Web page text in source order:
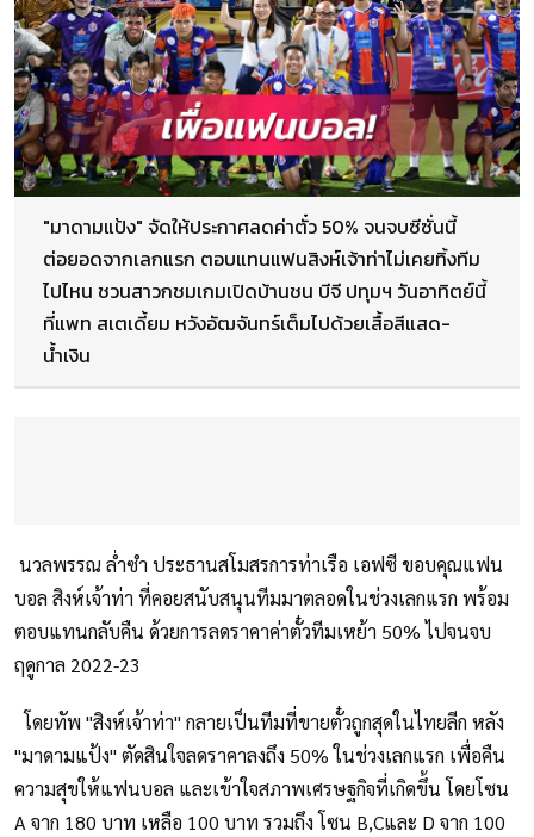
"มาดามแป้ง" จัดให้ประกาศลดค่าตั๋ว 50% จนจบซีซั่นนี้
ต่อยอดจากเลกแรก ตอบแทนแฟนสิงห์เจ้าท่าไม่เคยทิ้งทีม
ไปไหน ชวนสาวกชมเกมเปิดบ้านชน บีจี ปทุมฯ วันอาทิตย์นี้
ที่แพท สเตเดี้ยม หวังอัฒจันทร์เต็มไปด้วยเสื้อสีแสด-
น้ำเงิน
นวลพรรณ ล่ำซำ ประธานสโมสรการท่าเรือ เอฟซี ขอบคุณแฟน
บอล สิงห์เจ้าท่า ที่คอยสนับสนุนทีมมาตลอดในช่วงเลกแรก พร้อม
ตอบแทนกลับคืน ด้วยการลดราคาค่าตั๋วทีมเหย้า 50% ไปจนจบ
ฤดูกาล 2022-23
โดยทัพ "สิงห์เจ้าท่า" กลายเป็นทีมที่ขายตั๋วถูกสุดในไทยลีก หลัง
"มาดามแป้ง" ตัดสินใจลดราคาลงถึง 50% ในช่วงเลกแรก เพื่อคืน
ความสุขให้แฟนบอล และเข้าใจสภาพเศรษฐกิจที่เกิดขึ้น โดยโซน
A จาก 180 บาท เหลือ 100 บาท รวมถึง โซน B,Cและ D จาก 100